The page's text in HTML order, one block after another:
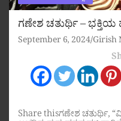
ಗಣೇಶ ಚತುರ್ಥಿ – ಭಕ್ತಿಯ
September 6, 2024 Girish
Share thisಗಣೇಶ ಚತುರ್ಥಿ,